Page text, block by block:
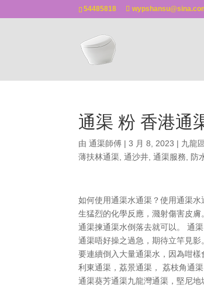
54485818
通渠 粉 香港通
由通渠師傅 |3 月 8, 2023 | 九龍
薄扶林通渠 ,通沙井 ,通渠服務 防
如何使用通渠水通渠？使用通渠
生猛烈的化學反應，濺射傷害皮
通渠揀通渠水倒落去就可以。 通
通渠唔好操之過急，期待立竿見
要連續倒入大量通渠水，因為咁樣
利東通渠，荔景通渠， 荔枝角通
通渠葵芳通渠九龍灣通渠，堅尼